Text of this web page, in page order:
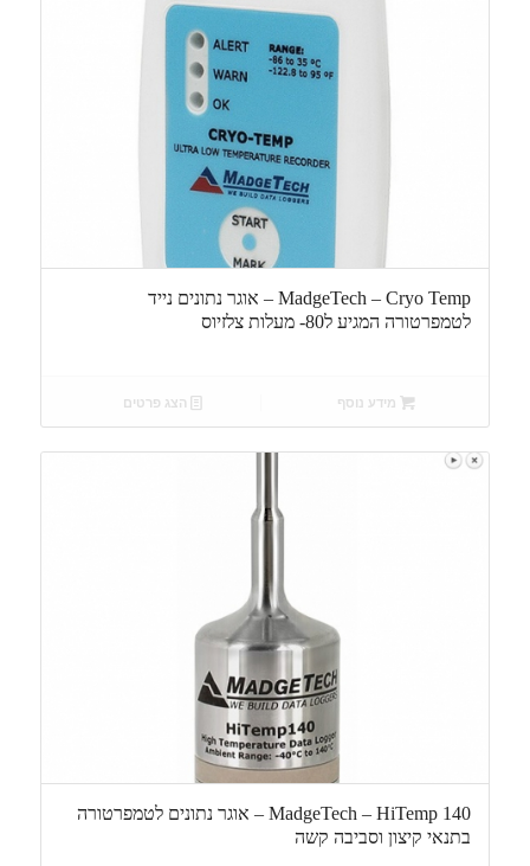
MadgeTech – Cryo Temp – אוגר נתונים נייד
לטמפרטורה המגיע ל80- מעלות צלזיוס
מידע נוסף הצג פרטים
MadgeTech – HiTemp 140 – אוגר נתונים לטמפרטורה
בתנאי קיצון וסביבה קשה